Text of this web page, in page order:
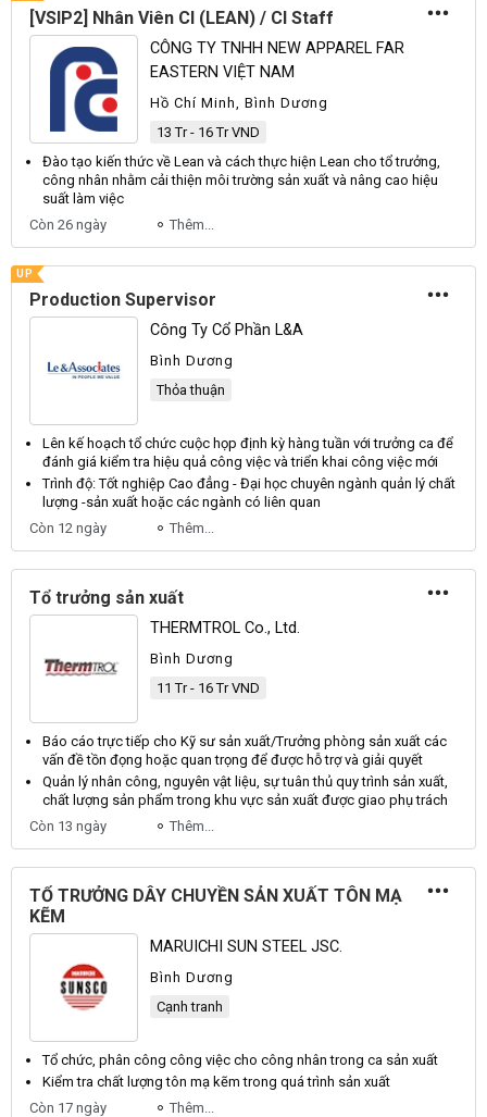
[VSIP2] Nhân Viên CI (LEAN) / CI Staff
CÔNG TY TNHH NEW APPAREL FAR
EASTERN VIỆT NAM
Hồ Chí Minh, Bình Dương
13 Tr - 16 Tr VND
Đào tạo kiến thức về Lean và cách thực hiện Lean chotổ trưởng,
công nhân nhằm cải thiện môi trường sản xuất và nâng cao hiệu
suất làm việc
Còn 26 ngày
Thêm...
UP
Production Supervisor
Công Ty Cổ Phần L&A
Bình Dương
Thỏa thuận
Lên kế hoạchtổ chức cuộc họp định kỳ hàng tuần vớitrưởng ca để
đánh giá kiểm tra hiệu quả công việc và triển khai công việc mới
Trình độ: Tốt nghiệp Cao đẳng - Đại học chuyên ngành quản lý chất
lượng -sản xuất hoặc các ngành có liên quan
Còn 12 ngày
Thêm...
Tổ trưởng sản xuất
THERMTROL Co., Ltd.
Bình Dương
11 Tr - 16 Tr VND
Báo cáo trực tiếp cho Kỹ sư sản xuất/Trưởng phòng sản xuất các
vấn đề tồn đọng hoặc quan trọng để được hỗ trợ và giải quyết
Quản lý nhân công, nguyên vật liệu, sự tuân thủ quy trình sản xuất,
chất lượng sản phẩm trong khu vực sản xuất được giao phụ trách
Còn 13 ngày
Thêm...
TỔ TRƯỞNG DÂY CHUYỀN SẢN XUẤT TÔN MẠ
KẼM
MARUICHI SUN STEEL JSC.
Bình Dương
Cạnh tranh
Tổ chức, phân công công việc cho công nhân trong ca sản xuất
Kiểm tra chất lượng tôn mạ kẽm trong quá trình sản xuất
Còn 17 ngày
Thêm...